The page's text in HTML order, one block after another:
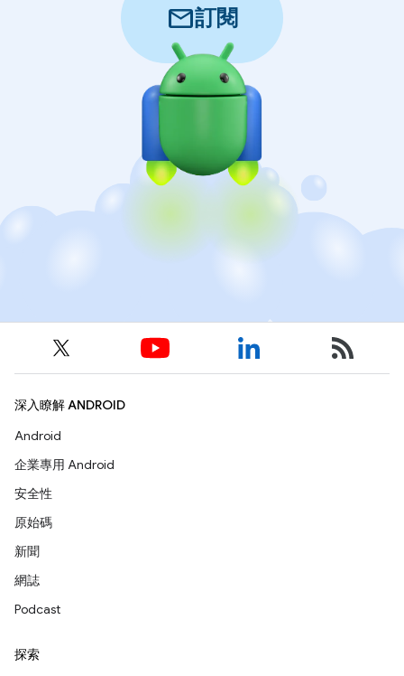
mail訂閱
深入瞭解 ANDROID
Android
企業專用 Android
安全性
原始碼
新聞
網誌
Podcast
探索